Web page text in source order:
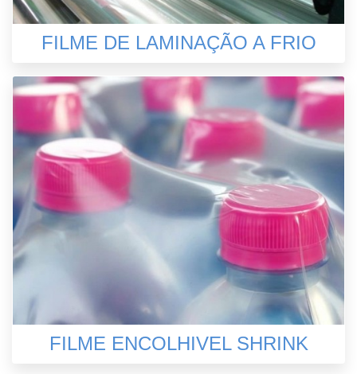
FILME DE LAMINAÇÃO A FRIO
FILME ENCOLHIVEL SHRINK